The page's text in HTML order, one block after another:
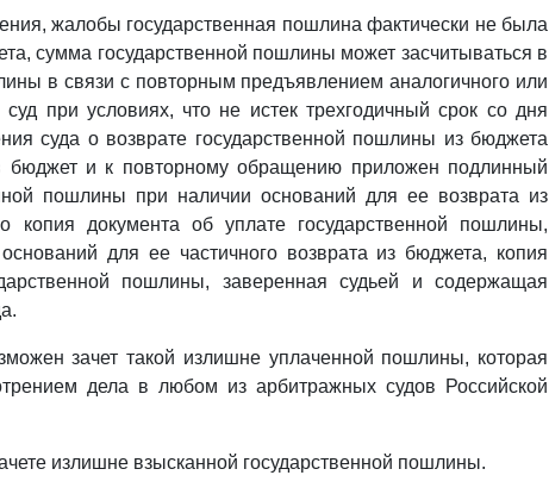
жалобы государственная пошлина фактически не была
сумма государственной пошлины может засчитываться в
в связи с повторным предъявлением аналогичного или
при условиях, что не истек трехгодичный срок со дня
суда о возврате государственной пошлины из бюджета
и к повторному обращению приложен подлинный
пошлины при наличии оснований для ее возврата из
документа об уплате государственной пошлины,
для ее частичного возврата из бюджета, копия
пошлины, заверенная судьей и содержащая
зачет такой излишне уплаченной пошлины, которая
дела в любом из арбитражных судов Российской
излишне взысканной государственной пошлины.